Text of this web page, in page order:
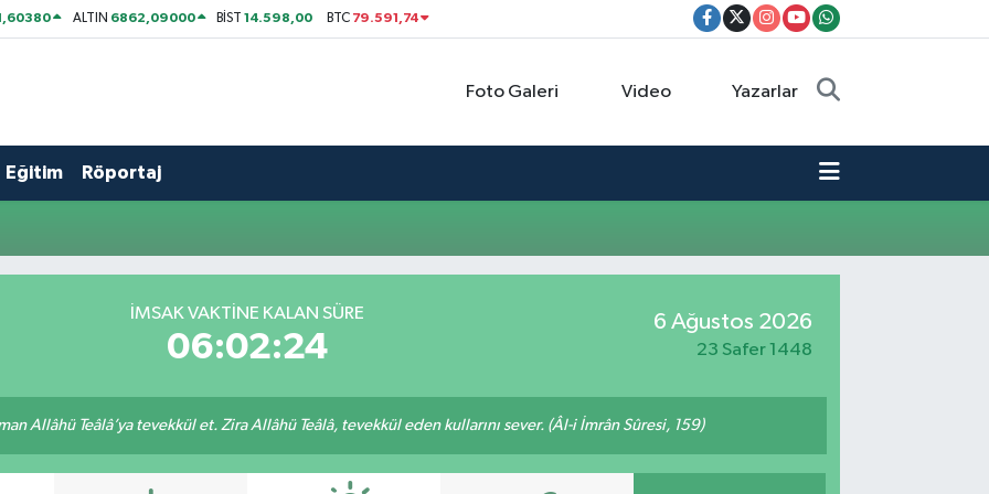
ALTIN 6862,09000 BİST14.598,00 BTC 79.591,74
Foto Galeri Video Yazarlar
Eğitim Röportaj
İMSAK VAKTİNE KALAN SÜRE
06:02:24
6 Ağustos 2026
23 Safer 1448
Allâhü Teâlâ’ya tevekkül et. Zira Allâhü Teâlâ, tevekkül eden kullarını sever. (Âl-i İmrân Sûresi, 159)